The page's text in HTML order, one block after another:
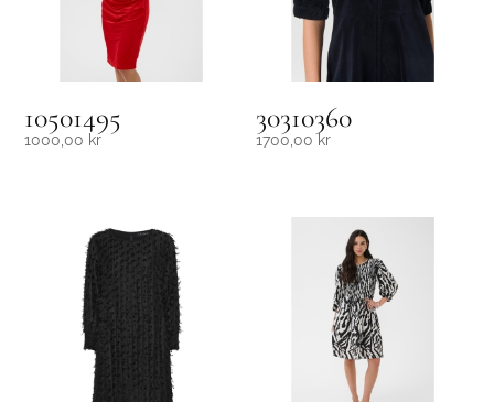
10501495
1000,00 kr
30310360
1700,00kr